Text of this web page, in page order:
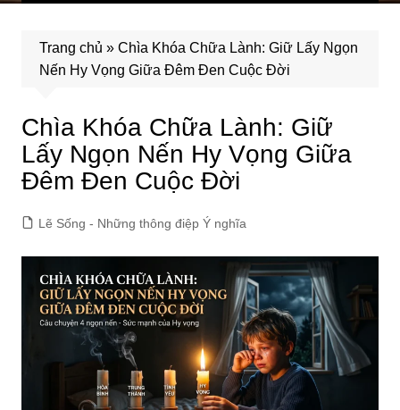
Trang chủ » Chìa Khóa Chữa Lành: Giữ Lấy Ngọn
Nến Hy Vọng Giữa Đêm Đen Cuộc Đời
Chìa Khóa Chữa Lành: Giữ
Lấy Ngọn Nến Hy Vọng Giữa
Đêm Đen Cuộc Đời
Lẽ Sống - Những thông điệp Ý nghĩa